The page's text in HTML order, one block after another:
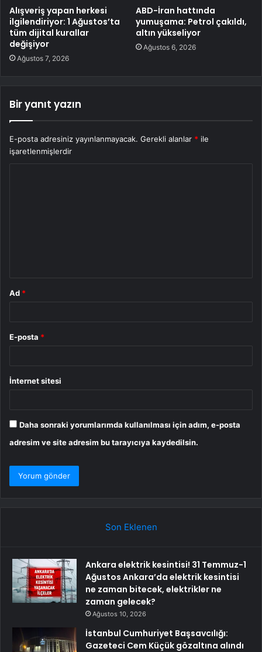
Alışveriş yapan herkesi
ilgilendiriyor: 1 Ağustos’ta
tüm dijital kurallar
değişiyor
Ağustos 7, 2026
ABD-İran hattında
yumuşama: Petrol çakıldı,
altın yükseliyor
Ağustos 6, 2026
Bir yanıt yazın
E-posta adresiniz yayınlanmayacak. Gerekli alanlar * ile
işaretlenmişlerdir
Ad *
E-posta *
İnternet sitesi
Daha sonraki yorumlarımda kullanılması için adım, e-posta
adresim ve site adresim bu tarayıcıya kaydedilsin.
Son Eklenen
Ankara elektrik kesintisi! 31 Temmuz-1
Ağustos Ankara’da elektrik kesintisi
ne zaman bitecek, elektrikler ne
zaman gelecek?
Ağustos 10, 2026
İstanbul Cumhuriyet Başsavcılığı:
Gazeteci Cem Küçük gözaltına alındı